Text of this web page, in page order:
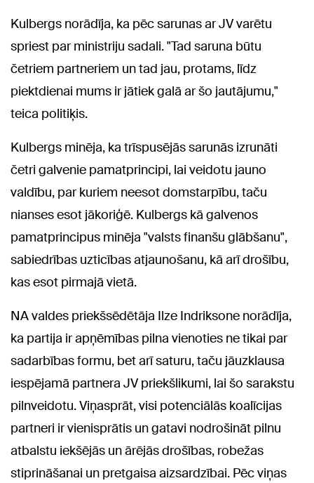
Kulbergs norādīja, ka pēc sarunas ar JV varētu
spriest par ministriju sadali. "Tad saruna būtu
četriem partneriem un tad jau, protams, līdz
piektdienai mums ir jātiek galā ar šo jautājumu,"
teica politiķis.
Kulbergs minēja, ka trīspusējās sarunās izrunāti
četri galvenie pamatprincipi, lai veidotu jauno
valdību, par kuriem neesot domstarpību, taču
nianses esot jākoriģē. Kulbergs kā galvenos
pamatprincipus minēja "valsts finanšu glābšanu",
sabiedrības uzticības atjaunošanu, kā arī drošību,
kas esot pirmajā vietā.
NA valdes priekšsēdētāja Ilze Indriksone norādīja,
ka partija ir apņēmības pilna vienoties ne tikai par
sadarbības formu, bet arī saturu, taču jāuzklausa
iespējamā partnera JV priekšlikumi, lai šo sarakstu
pilnveidotu. Viņasprāt, visi potenciālās koalīcijas
partneri ir vienisprātis un gatavi nodrošināt pilnu
atbalstu iekšējās un ārējās drošības, robežas
stiprināšanai un pretgaisa aizsardzībai. Pēc viņas